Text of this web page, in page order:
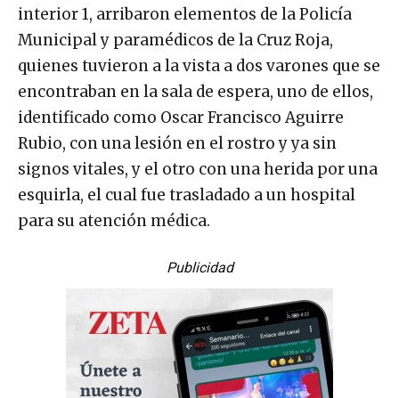
interior 1, arribaron elementos de la Policía
Municipal y paramédicos de la Cruz Roja,
quienes tuvieron a la vista a dos varones que se
encontraban en la sala de espera, uno de ellos,
identificado como Oscar Francisco Aguirre
Rubio, con una lesión en el rostro y ya sin
signos vitales, y el otro con una herida por una
esquirla, el cual fue trasladado a un hospital
para su atención médica.
Publicidad